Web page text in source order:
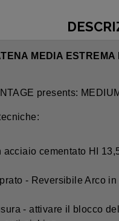
MEDIA
presents:
acciaio cementato HI
- Reversibile Arco
- attivare il blocco